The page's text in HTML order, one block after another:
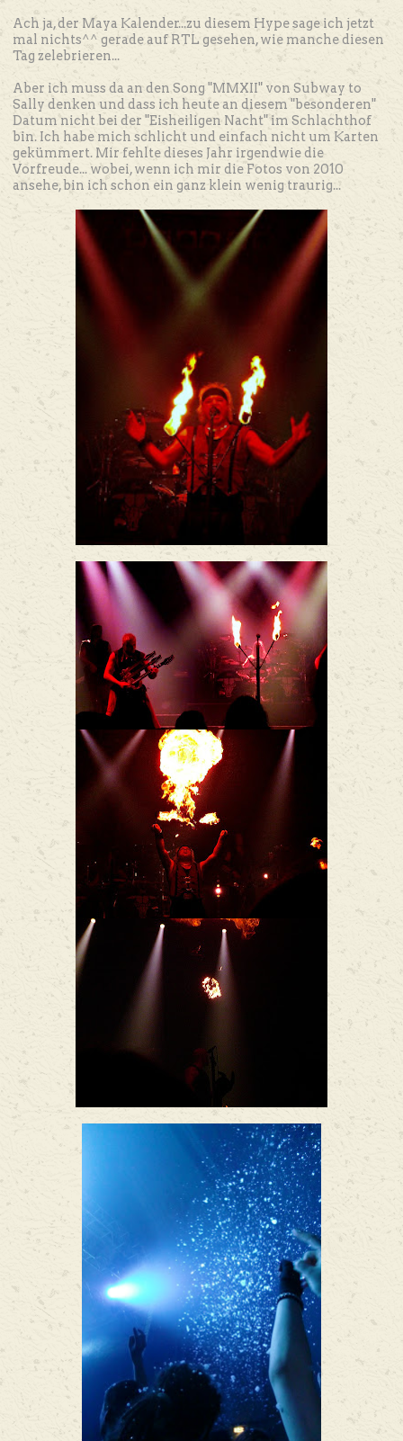
Ach ja, der Maya Kalender...zu diesem Hype sage ich jetzt
mal nichts^^ gerade auf RTL gesehen, wie manche diesen
Tag zelebrieren...
Aber ich muss da an den Song "MMXII" von Subway to
Sally denken und dass ich heute an diesem "besonderen"
Datum nicht bei der "Eisheiligen Nacht" im Schlachthof
bin. Ich habe mich schlicht und einfach nicht um Karten
gekümmert. Mir fehlte dieses Jahr irgendwie die
Vorfreude... wobei, wenn ich mir die Fotos von 2010
ansehe, bin ich schon ein ganz klein wenig traurig...